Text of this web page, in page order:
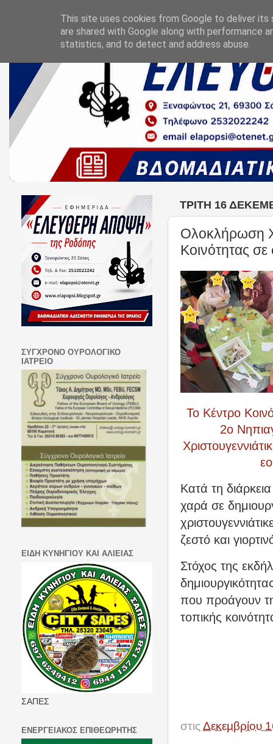
ΤΡΊΤΗ 16
Ολοκλήρωση
Κοινότητας
Το Κέντρο
2ο
Κατά τη
χαρά σε
ζεστό και
Στόχος της
που προάγουν
τοπικής
στις Δεκεμβρίου
ΣΥΓΧΡΟΝΟ ΟΥΡΟΛΟΓΙΚΟ
ΙΑΤΡΕΙΟ
ΕΙΔΗ ΚΥΝΗΓΙΟΥ ΚΑΙ ΑΛΙΕΙΑΣ
ΣΑΠΕΣ
ΕΝΕΡΓΕΙΑΚΟΣ ΕΠΙΘΕΩΡΗΤΗΣ
This site uses cookies from Google to deliver its
are shared with Google along with performance
statistics, and to detect and address abuse.